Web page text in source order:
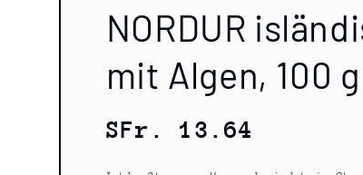
NORDUR
mit Algen, 100 g
Normaler
SFr. 13.64